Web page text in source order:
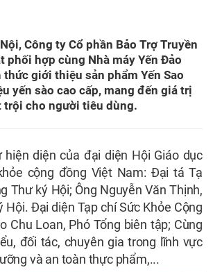
Công ty Cổ phần Bảo Trợ Truyền
phối hợp cùng Nhà máy Yến Đảo
thức giới thiệu sản phẩm Yến Sao
yến sào cao cấp, mang đến giá trị
cho người tiêu dùng.
diện của đại diện Hội Giáo dục
cộng đồng Việt Nam: Đại tá Tạ
Thư ký Hội; Ông Nguyễn Văn Thịnh,
Hội. Đại diện Tạp chí Sức Khỏe Cộng
Chu Loan, Phó Tổng biên tập; Cùng
đối tác, chuyên gia trong lĩnh vực
và an toàn thực phẩm,...